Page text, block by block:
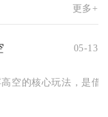
更多+
05-13
空的核心玩法，是借